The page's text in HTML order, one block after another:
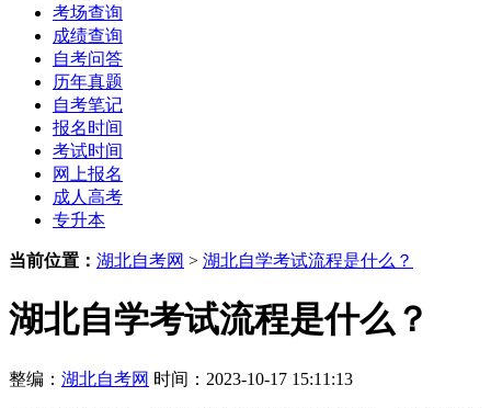
考场查询
成绩查询
自考问答
历年真题
自考笔记
报名时间
考试时间
网上报名
成人高考
专升本
当前位置： 湖北自考网 > 湖北自学考试流程是什么？
湖北自学考试流程是什么？
整编： 湖北自考网 时间：2023-10-17 15:11:13